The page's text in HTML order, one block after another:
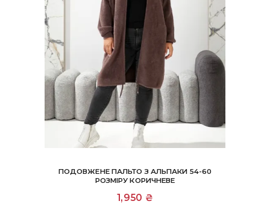
ПОДОВЖЕНЕ ПАЛЬТО З АЛЬПАКИ 54-60
РОЗМІРУ КОРИЧНЕВЕ
1,950 ₴